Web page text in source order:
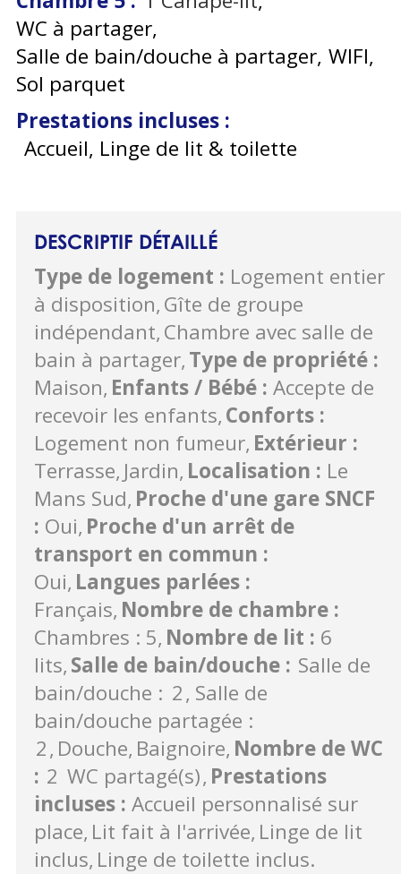
WC à partager
Salle de bain/douche à partager WIFI
Sol parquet
Prestations incluses :
Accueil, Linge de lit & toilette
DESCRIPTIF DÉTAILLÉ
Type de logement : Logement entier
à disposition Gîte de groupe
indépendant Chambre avec salle de
bain à partager Type de propriété :
Maison Enfants / Bébé : Accepte de
recevoir les enfants Conforts :
Logement non fumeur Extérieur :
Terrasse Jardin Localisation : Le
Mans Sud Proche d'une gare SNCF
: Oui Proche d'un arrêt de
transport en commun :
Oui Langues parlées :
Français Nombre de chambre :
Chambres : 5 Nombre de lit : 6
lits Salle de bain/douche : Salle de
bain/douche : 2 Salle de
bain/douche partagée :
2 Douche Baignoire Nombre de WC
: 2 WC partagé(s) Prestations
incluses : Accueil personnalisé sur
place Lit fait à l'arrivée Linge de lit
inclus Linge de toilette inclus